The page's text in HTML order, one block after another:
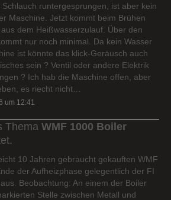
Schlauch runtergesprungen, ist aber kein
Maschine. Jetzt kommt beim Brühen
dem Heißwasserzulauf. Über den
nur noch minimal. Da kein Wasser
ist könnte das klick-Geräusch auch
sein ? Ventil oder andere Elektrik
? Ich hab die Maschine offen, aber
es riecht nicht…
um 12:41
Thema WMF 1000 Boiler
10 Jahren gebraucht gekauften WMF
der Aufheizphase gelegentlich der FI
Beobachtung: An einem der Boiler
Stelle zwischen Metall und